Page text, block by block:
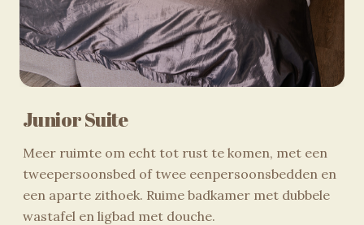
Junior Suite
Meer ruimte om echt tot rust te komen, met een
tweepersoonsbed of twee eenpersoonsbedden en
een aparte zithoek. Ruime badkamer met dubbele
wastafel en ligbad met douche.